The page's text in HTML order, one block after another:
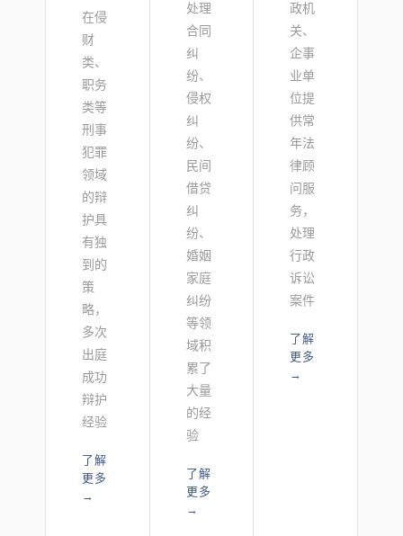
在侵
财
类、
职务
类等
刑事
犯罪
领域
的辩
护具
有独
到的
策
略，
多次
出庭
成功
辩护
经验
了解
更多
→
处理
合同
纠
纷、
侵权
纠
纷、
民间
借贷
纠
纷、
婚姻
家庭
纠纷
等领
域积
累了
大量
的经
验
了解
更多
→
政机
关、
企事
业单
位提
供常
年法
律顾
问服
务，
处理
行政
诉讼
案件
了解
更多
→